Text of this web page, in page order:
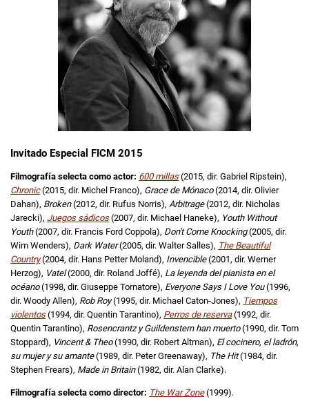
Invitado Especial FICM 2015
Filmografía selecta como actor: 600 millas (2015, dir. Gabriel Ripstein),
Chronic (2015, dir. Michel Franco), Grace de Mónaco(2014, dir. Olivier
Dahan), Broken(2012, dir. Rufus Norris), Arbitrage(2012, dir. Nicholas
Jarecki), Juegos sádicos(2007, dir. Michael Haneke), Youth Without
Youth(2007, dir. Francis Ford Coppola), Don't Come Knocking(2005, dir.
Wim Wenders), Dark Water(2005, dir. Walter Salles), The Beautiful
Country (2004, dir. Hans Petter Moland), Invencible(2001, dir. Werner
Herzog), Vatel(2000, dir. Roland Joffé), La leyenda del pianista en el
océano(1998, dir. Giuseppe Tornatore), Everyone Says I Love You(1996,
dir. Woody Allen), Rob Roy(1995, dir. Michael Caton-Jones), Tiempos
violentos (1994, dir. Quentin Tarantino), Perros de reserva (1992, dir.
Quentin Tarantino), Rosencrantz y Guildenstern han muerto(1990, dir. Tom
Stoppard), Vincent & Theo(1990, dir. Robert Altman), El cocinero, el ladrón,
su mujer y su amante(1989, dir. Peter Greenaway), The Hit(1984, dir.
Stephen Frears), Made in Britain(1982, dir. Alan Clarke).
Filmografía selecta como director: The War Zone(1999).